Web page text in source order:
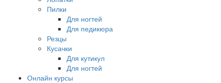
Пилки
Для ногтей
Для педикюра
Резцы
Кусачки
Для кутикул
Для ногтей
Онлайн курсы